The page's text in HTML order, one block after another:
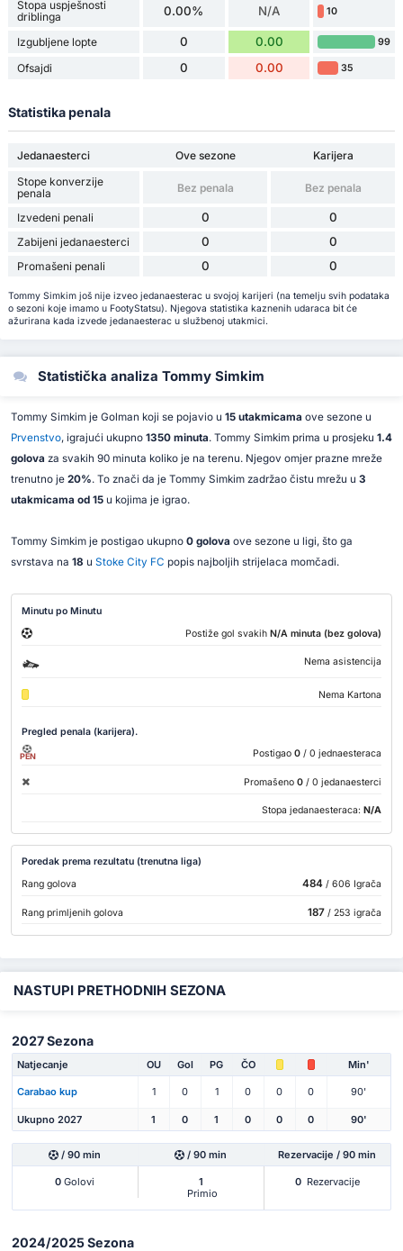
Stopa uspješnosti
driblinga
0.00% N/A 10
Izgubljene lopte 0 0.00 99
Ofsajdi 0 0.00 35
Statistika penala
Jedanaesterci Ove sezone
Karijera
Stope konverzije
penala
Bez penala Bez penala
Izvedeni penali 0 0
Zabijeni jedanaesterci 0 0
Promašeni penali 0 0
Tommy Simkim još nije izveo jedanaesterac u svojoj karijeri (na temelju svih podataka
o sezoni koje imamo u FootyStatsu). Njegova statistika kaznenih udaraca bit će
ažurirana kada izvede jedanaesterac u službenoj utakmici.
Statistička analiza Tommy Simkim
Tommy Simkim je Golman koji se pojavio u 15 utakmicama ove sezone u
Prvenstvo, igrajući ukupno 1350 minuta. Tommy Simkim prima u prosjeku 1.4
golova za svakih 90 minuta koliko je na terenu. Njegov omjer prazne mreže
trenutno je 20%. To znači da je Tommy Simkim zadržao čistu mrežu u 3
utakmicama od 15u kojima je igrao.
Tommy Simkim je postigao ukupno 0 golova ove sezone u ligi, što ga
svrstava na 18 u Stoke City FC popis najboljih strijelaca momčadi.
Minutu po Minutu
Postiže gol svakih N/A minuta (bez golova)
Nema asistencija
Nema Kartona
Pregled penala (karijera).
PEN Postigao 0 / 0 jednaesteraca
Promašeno 0 / 0 jedanaesterci
Stopa jedanaesteraca: N/A
Poredak prema rezultatu (trenutna liga)
Rang golova
484/ 606 Igrača
Rang primljenih golova 187/ 253 igrača
NASTUPI PRETHODNIH SEZONA
2027 Sezona
Natjecanje OU Gol PG ČO Min'
Carabao kup 1 0 1 0 0 0 90'
Ukupno 2027 1 0 1 0 0 0 90'
/ 90 min / 90 min Rezervacije / 90 min
0 Golovi
1
Primio
0 Rezervacije
2024/2025 Sezona